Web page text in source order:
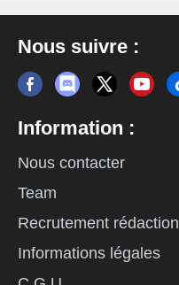
Nous suivre :
Information :
Nous contacter
Team
Recrutement rédaction
Informations légales